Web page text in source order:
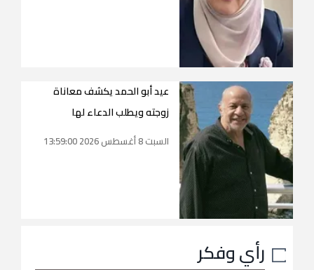
عيد أبو الحمد يكشف معاناة
زوجته ويطلب الدعاء لها
السبت 8 أغسطس 2026 13:59:00
رأي وفكر